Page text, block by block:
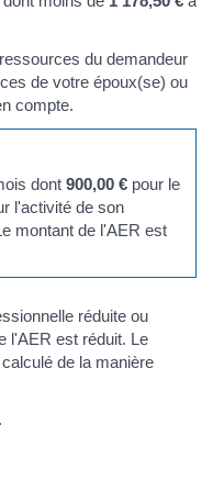
du demandeur
de votre époux(se) ou
compte.
dont900,00 € pour le
l'activité de son
montant de l'AER est
réduite ou
l'AER est réduit. Le
de la manière